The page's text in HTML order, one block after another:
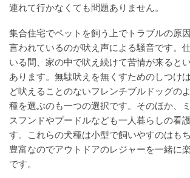
連れて行かなくても問題ありません。
集合住宅でペットを飼う上でトラブルの原
言われているのが吠え声による騒音です。
いる間、家の中で吠え続けて苦情が来ると
あります。無駄吠えを無くすためのしつけ
ど吠えることのないフレンチブルドッグの
種を選ぶのも一つの選択です。そのほか、
スフンドやプードルなども一人暮らしの看
す。これらの犬種は小型で飼いやすのはも
豊富なのでアウトドアのレジャーを一緒に
です。